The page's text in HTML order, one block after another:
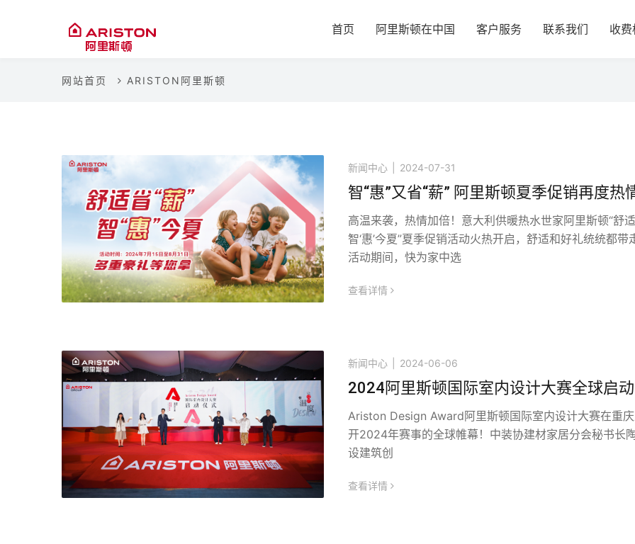
首页 阿里斯顿在中国 客户服务 联系我们 收费
网站首页 ARISTON阿里斯顿
新闻中心 2024-07-31
智“惠”又省“薪” 阿里斯顿夏季促销再度热
高温来袭，热情加倍！意大利供暖热水世家阿里斯顿“舒适
智‘惠’今夏”夏季促销活动火热开启，舒适和好礼统统都带
活动期间，快为家中选
查看详情 icon
新闻中心 2024-06-06
2024阿里斯顿国际室内设计大赛全球启动
Ariston Design Award阿里斯顿国际室内设计大赛在重
开2024年赛事的全球帷幕！中装协建材家居分会秘书长
设建筑创
查看详情 icon